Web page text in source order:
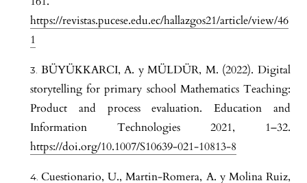
https://revistas.pucese.edu.ec/hallazgos21/article/view/46
1
BÜYÜKKARCI, A. y MÜLDÜR, M. (2022). Digital
storytelling for primary school Mathematics Teaching:
Product and process evaluation. Education and
Information Technologies 2021, 1–32.
https://doi.org/10.1007/S10639-021-10813-8
Cuestionario, U., Martin-Romera, A. y Molina Ruiz,